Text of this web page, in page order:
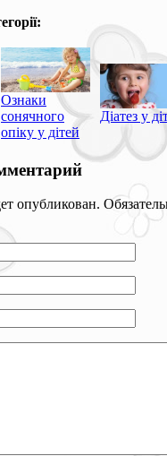
Ознаки
сонячного
опіку у дітей
Діатез у
опубликован.